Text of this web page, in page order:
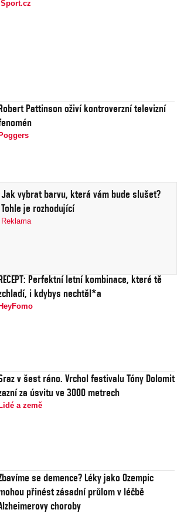
Pattinson oživí kontroverzní televizní
Poggers
Jak vybrat barvu, která vám bude slušet?
Tohle je rozhodující
Reklama
Perfektní letní kombinace, které tě
i kdybys nechtěl*a
HeyFomo
v šest ráno. Vrchol festivalu Tóny Dolomit
za úsvitu ve 3000 metrech
Lidé a země
se demence? Léky jako Ozempic
přinést zásadní průlom v léčbě
choroby